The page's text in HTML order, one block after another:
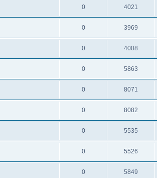
0 4021
0 3969
0 4008
0 5863
0 8071
0 8082
0 5535
0 5526
0 5849